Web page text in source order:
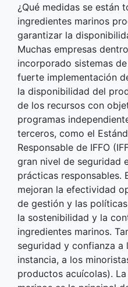
¿Qué medidas se están
ingredientes marinos
garantizar la
Muchas empresas
incorporado sistemas
fuerte implementación
la disponibilidad del
de los recursos con
programas
terceros, como el
Responsable de IFFO
gran nivel de seguridad
prácticas responsables.
mejoran la efectividad
de gestión y las
la sostenibilidad y la
ingredientes marinos.
seguridad y confianza a
instancia, a los
productos acuícolas).